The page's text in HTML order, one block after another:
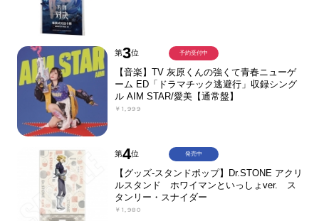
第3位
【音楽】TV 灰原くんの強くて青春ニューゲ
ーム ED「ドラマチック逃避行」収録シング
ル AIM STAR/愛美【通常盤】
￥1,999
予約受付中
第4位
【グッズ-スタンドポップ】Dr.STONE アクリ
ルスタンド ホワイマンといっしょver. ス
タンリー・スナイダー
￥1,980
発売中